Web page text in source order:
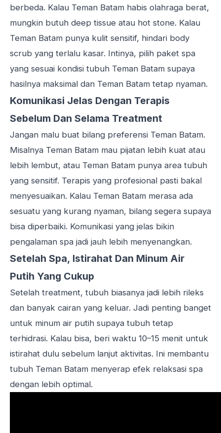
berbeda. Kalau Teman Batam habis olahraga berat,
mungkin butuh deep tissue atau hot stone. Kalau
Teman Batam punya kulit sensitif, hindari body
scrub yang terlalu kasar. Intinya, pilih paket spa
yang sesuai kondisi tubuh Teman Batam supaya
hasilnya maksimal dan Teman Batam tetap nyaman.
Komunikasi Jelas Dengan Terapis
Sebelum Dan Selama Treatment
Jangan malu buat bilang preferensi Teman Batam.
Misalnya Teman Batam mau pijatan lebih kuat atau
lebih lembut, atau Teman Batam punya area tubuh
yang sensitif. Terapis yang profesional pasti bakal
menyesuaikan. Kalau Teman Batam merasa ada
sesuatu yang kurang nyaman, bilang segera supaya
bisa diperbaiki. Komunikasi yang jelas bikin
pengalaman spa jadi jauh lebih menyenangkan.
Setelah Spa, Istirahat Dan Minum Air
Putih Yang Cukup
Setelah treatment, tubuh biasanya jadi lebih rileks
dan banyak cairan yang keluar. Jadi penting banget
untuk minum air putih supaya tubuh tetap
terhidrasi. Kalau bisa, beri waktu 10–15 menit untuk
istirahat dulu sebelum lanjut aktivitas. Ini membantu
tubuh Teman Batam menyerap efek relaksasi spa
dengan lebih optimal.